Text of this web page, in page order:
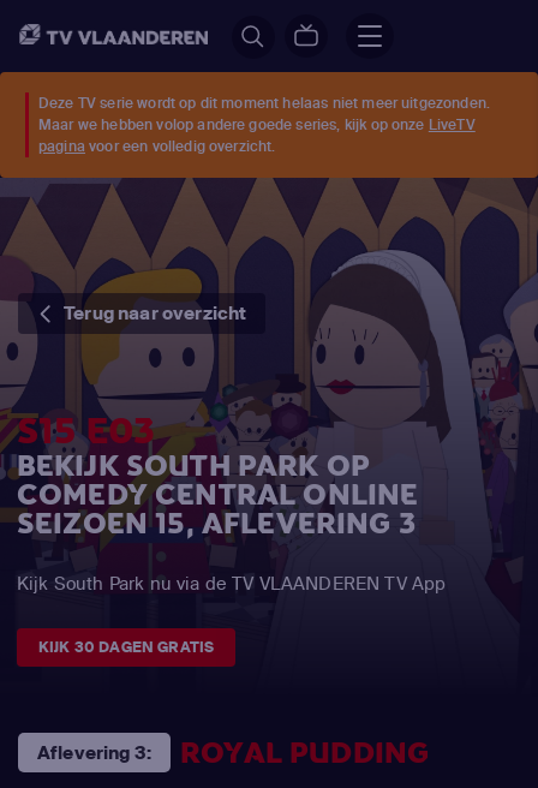
Deze TV serie wordt op dit moment helaas niet meer uitgezonden.
Maar we hebben volop andere goede series, kijk op onze LiveTV
pagina voor een volledig overzicht.
Terug naar overzicht
S15 E03
BEKIJK SOUTH PARK OP
COMEDY CENTRAL ONLINE
SEIZOEN 15, AFLEVERING 3
Kijk South Park nu via de TV VLAANDEREN TV App
KIJK 30 DAGEN GRATIS
Aflevering 3: ROYAL PUDDING